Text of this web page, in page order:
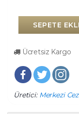
SEPETE
Ücretsiz Kargo
Üretici: Merkezi